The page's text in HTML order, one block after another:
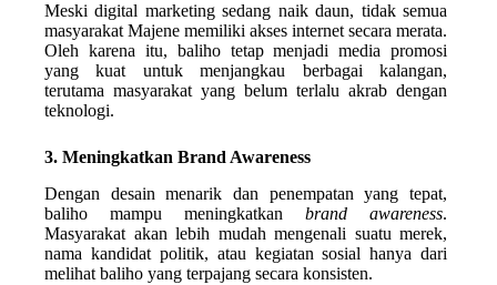
Meski digital marketing sedang naik daun, tidak semua
masyarakat Majene memiliki akses internet secara merata.
Oleh karena itu, baliho tetap menjadi media promosi
yang kuat untuk menjangkau berbagai kalangan,
terutama masyarakat yang belum terlalu akrab dengan
teknologi.
3. Meningkatkan Brand Awareness
Dengan desain menarik dan penempatan yang tepat,
baliho mampu meningkatkanbrand awareness.
Masyarakat akan lebih mudah mengenali suatu merek,
nama kandidat politik, atau kegiatan sosial hanya dari
melihat baliho yang terpajang secara konsisten.